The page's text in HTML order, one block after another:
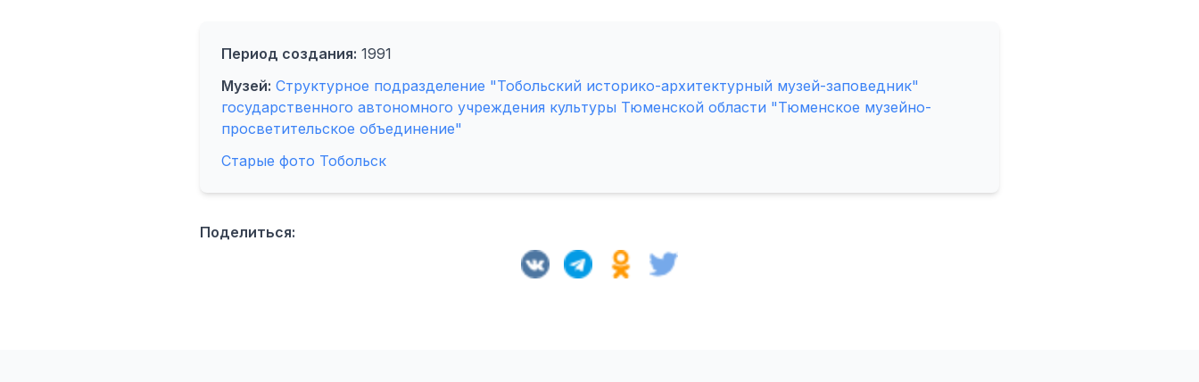
Период создания: 1991
Музей: Структурное подразделение "Тобольский историко-архитектурный музей-заповедник"
государственного автономного учреждения культуры Тюменской области "Тюменское музейно-
просветительское объединение"
Старые фото Тобольск
Поделиться: